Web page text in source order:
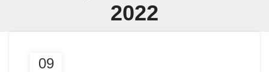
2022
09